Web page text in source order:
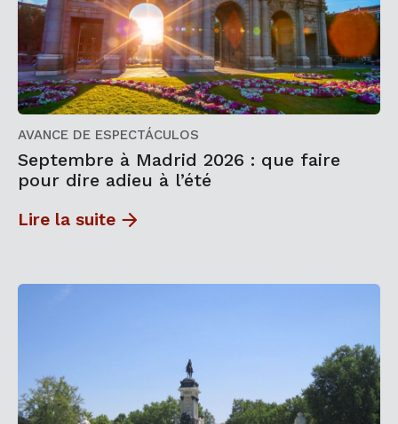
AVANCE DE ESPECTÁCULOS
Septembre à Madrid 2026 : que faire
pour dire adieu à l’été
Lire la suite